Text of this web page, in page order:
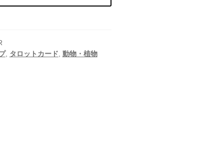
, タロットカード, 動物・植物